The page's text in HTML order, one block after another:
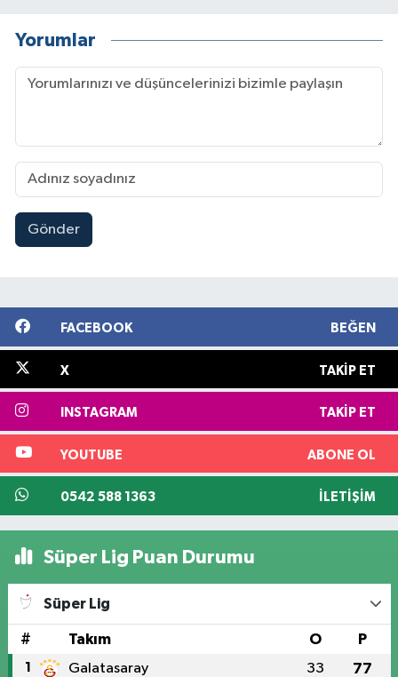
Yorumlar
Gönder
FACEBOOK BEĞEN
X TAKIP ET
INSTAGRAM TAKIP ET
YOUTUBE ABONE OL
0542 588 1363 İLETIŞIM
Süper Lig Puan Durumu
Süper Lig
# Takım O P
1 Galatasaray 33 77